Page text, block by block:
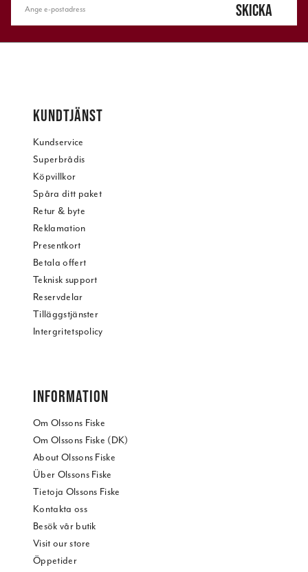
SKICKA
KUNDTJÄNST
Kundservice
Superbrådis
Köpvillkor
Spåra ditt paket
Retur & byte
Reklamation
Presentkort
Betala offert
Teknisk support
Reservdelar
Tilläggstjänster
Intergritetspolicy
INFORMATION
Om Olssons Fiske
Om Olssons Fiske (DK)
About Olssons Fiske
Über Olssons Fiske
Tietoja Olssons Fiske
Kontakta oss
Besök vår butik
Visit our store
Öppetider